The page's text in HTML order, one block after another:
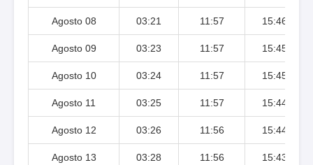
Agosto 08 03:21 11:57 15:46
Agosto 09 03:23 11:57 15:45
Agosto 10 03:24 11:57 15:45
Agosto 11 03:25 11:57 15:44
Agosto 12 03:26 11:56 15:44
Agosto 13 03:28 11:56 15:43